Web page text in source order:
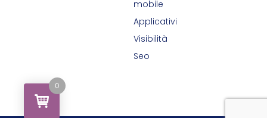
mobile
Applicativi
Visibilità
Seo
0